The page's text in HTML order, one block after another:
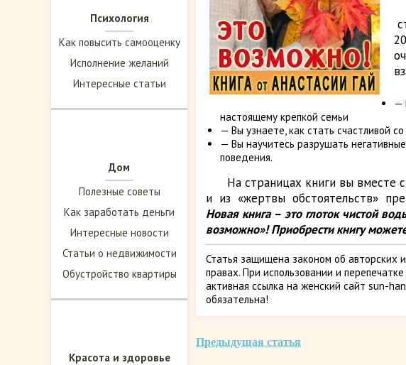
Психология
Как повысить самооценку
Исполнение желаний
Интересные статьи
Дом
Полезные советы
Как заработать деньги
Интересные новости
Статьи о недвижимости
Обустройство квартиры
Красота и здоровье
—
настоящему крепкой семьи
— Вы узнаете, как стать счастливой
— Вы научитесь разрушать
поведения.
На страницах книги вы вместе
и из «жертвы обстоятельств»
Новая книга – это глоток чистой
возможно»! Приобрести книгу
Статья защищена законом об авторских
правах. При использовании и
активная ссылка на женский сайт sun-
обязательна!
Предыдущая статья